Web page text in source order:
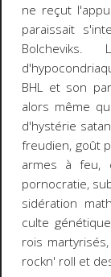
ne reçut
paraissait
BHL et son
alors même
d'hystérie
freudien, goût
armes à feu,
pornocratie,
sidération
culte
rois
rockn' roll et